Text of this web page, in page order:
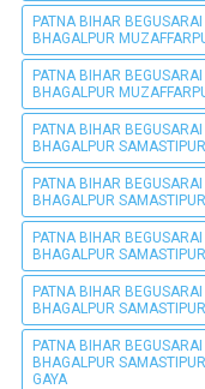
PATNA BIHAR
BHAGALPUR
PATNA BIHAR
BHAGALPUR
PATNA BIHAR
BHAGALPUR SAMASTIPUR
PATNA BIHAR
BHAGALPUR
PATNA BIHAR
BHAGALPUR
PATNA BIHAR
BHAGALPUR
PATNA BIHAR
BHAGALPUR
GAYA